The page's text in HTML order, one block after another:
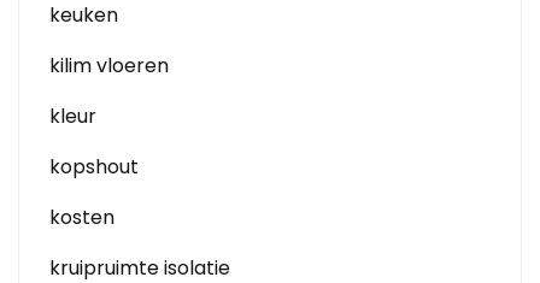
keuken
kilim vloeren
kleur
kopshout
kosten
kruipruimte isolatie